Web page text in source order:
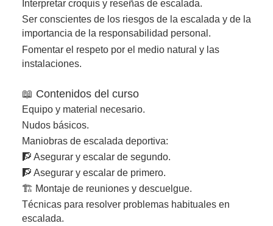
Interpretar croquis y reseñas de escalada.
Ser conscientes de los riesgos de la escalada y de la
importancia de la responsabilidad personal.
Fomentar el respeto por el medio natural y las
instalaciones.
📖 Contenidos del curso
Equipo y material necesario.
Nudos básicos.
Maniobras de escalada deportiva:
🧗 Asegurar y escalar de segundo.
🧗 Asegurar y escalar de primero.
🏗️ Montaje de reuniones y descuelgue.
Técnicas para resolver problemas habituales en
escalada.